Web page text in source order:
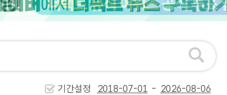
기간설정 -